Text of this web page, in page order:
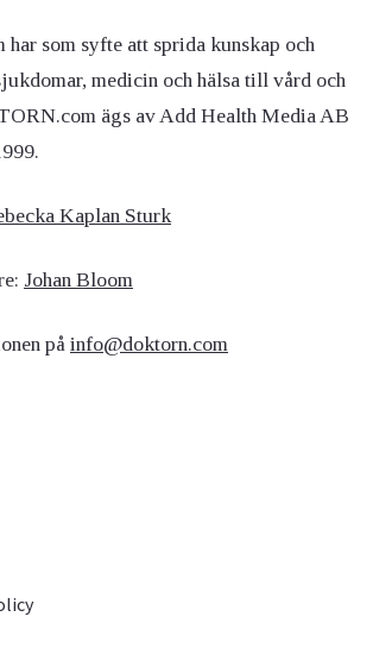
som syfte att sprida kunskap och
medicin och hälsa till vård och
ägs av Add Health Media AB
Kaplan Sturk
Johan Bloom
på info@doktorn.com